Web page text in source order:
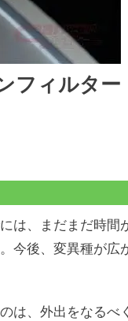
フィルター
は、まだまだ時間
今後、変異種が広
は、外出をなるべ